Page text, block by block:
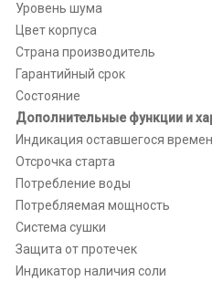
Уровень шума
Цвет корпуса
Страна производитель
Гарантийный срок
Состояние
Дополнительные функции и
Индикация оставшегося
Отсрочка старта
Потребление воды
Потребляемая мощность
Система сушки
Защита от протечек
Индикатор наличия соли